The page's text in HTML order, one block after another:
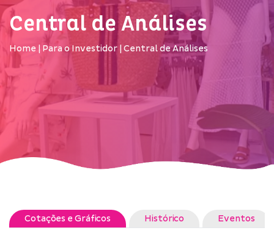
Central de Análises
Home Para o Investidor Central de Análises
Cotações e Gráficos Histórico Eventos